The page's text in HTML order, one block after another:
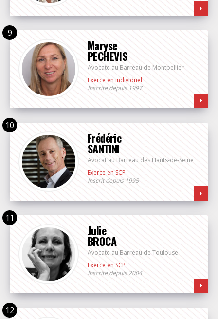
+
Maryse
PECHEVIS
Avocate au Barreau de Montpellier
Exerce en individuel
Inscrite depuis 1997
+
Frédéric
SANTINI
Avocat au Barreau des Hauts-de-Seine
Exerce en SCP
Inscrit depuis 1995
+
Julie
BROCA
Avocate au Barreau de Toulouse
Exerce en SCP
Inscrite depuis 2004
+